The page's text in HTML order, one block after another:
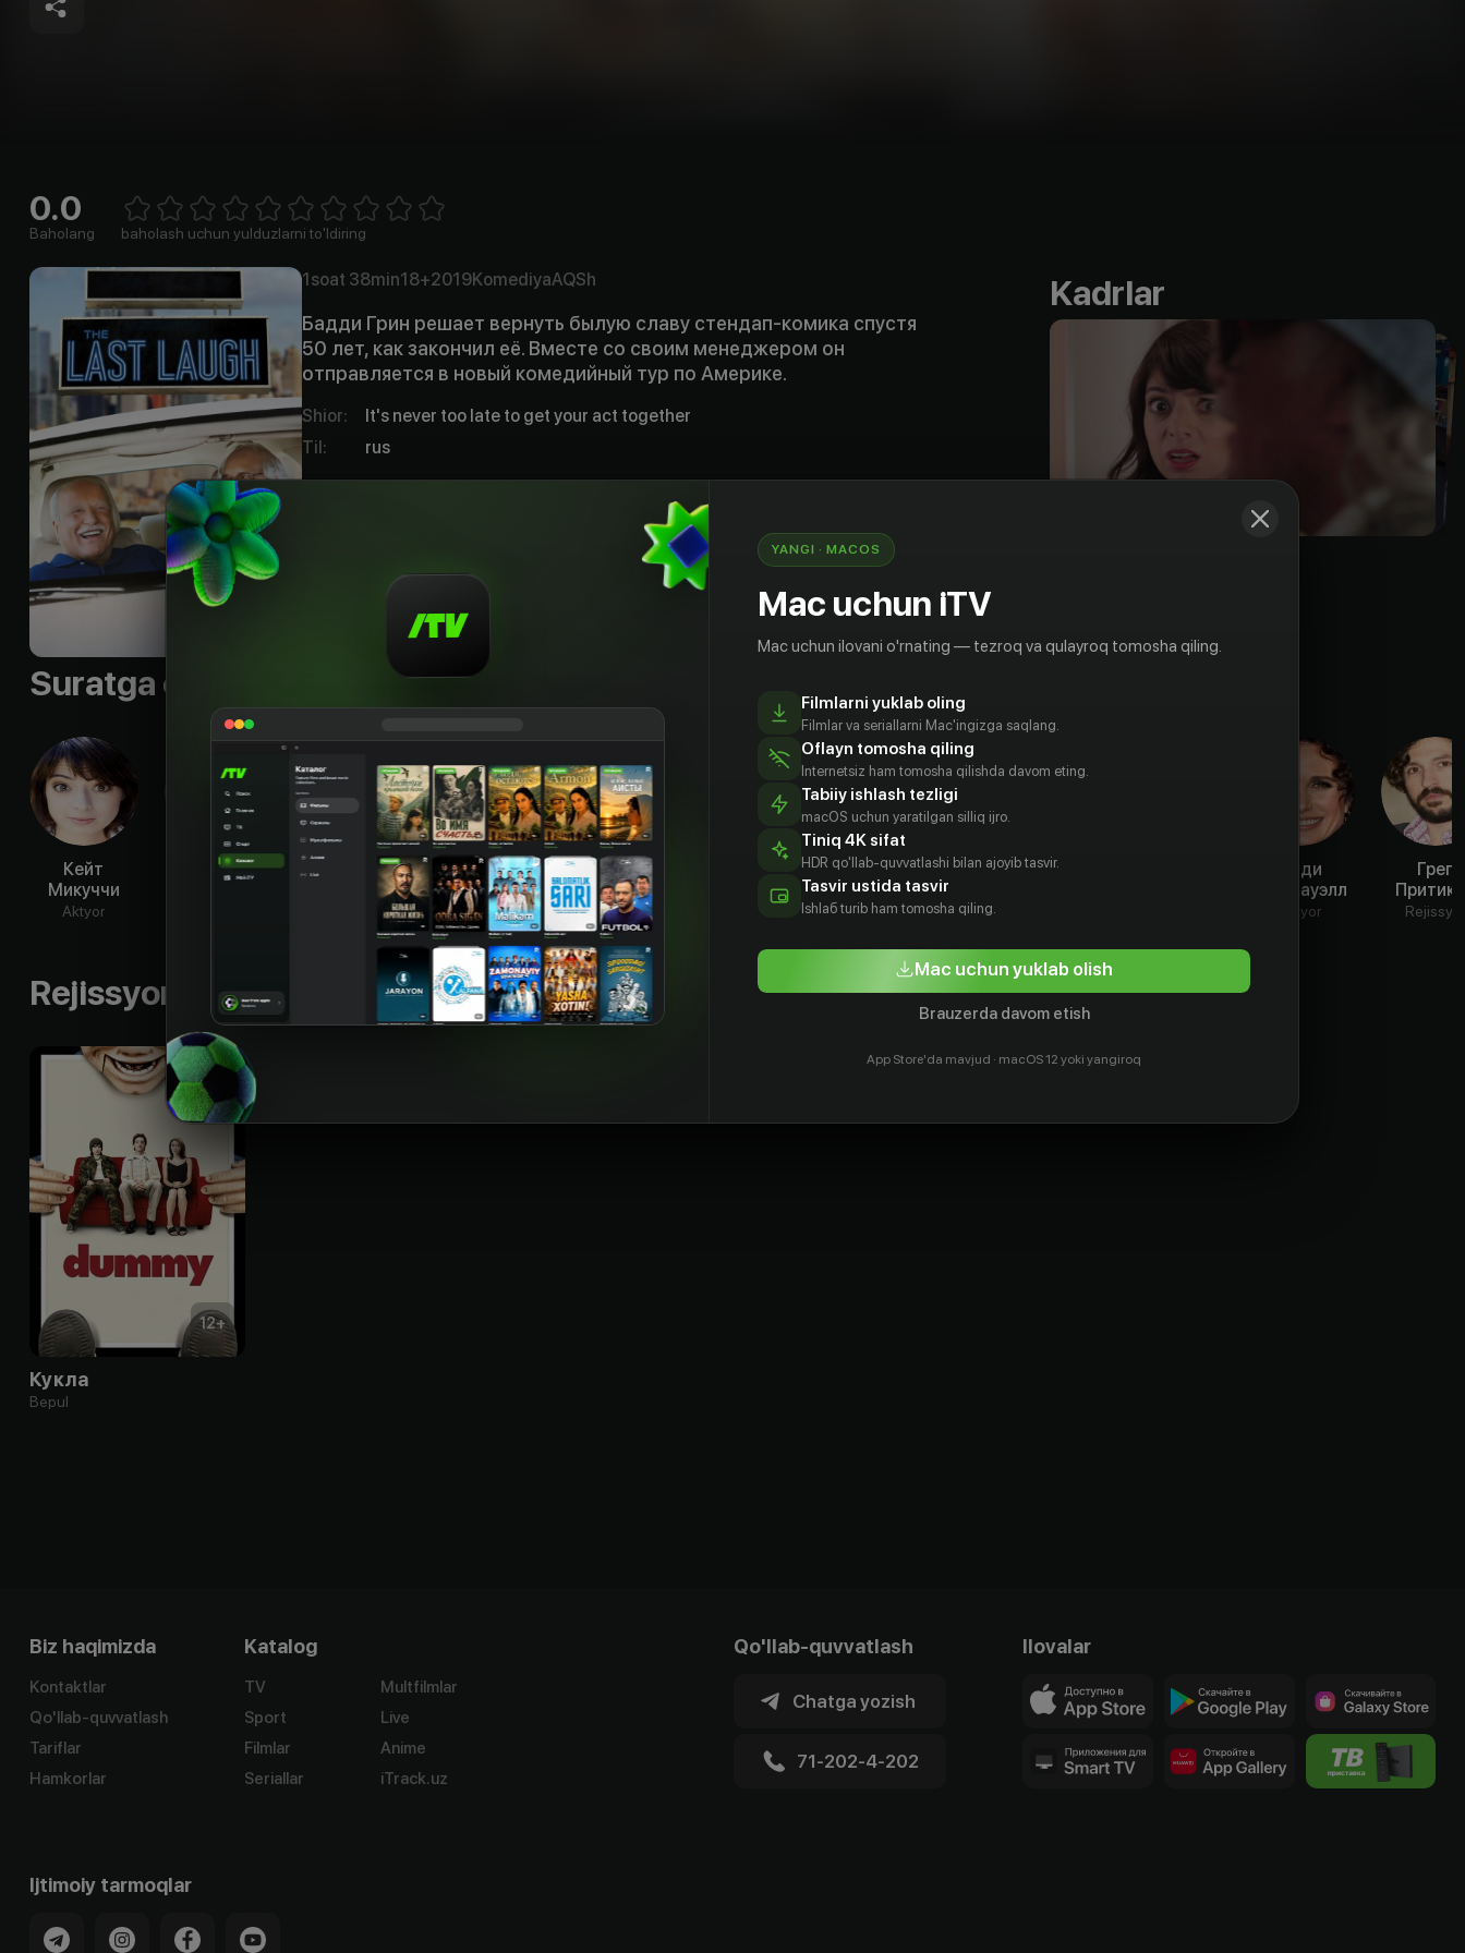
0.0
Baholang 1 Star2 Stars3 Stars4 Stars5 Stars6 Stars7 Stars8 Stars
baholash uchun yulduzlarni to'ldiring
1soat 38min18+2019KomediyaAQSh
Бадди Грин решает вернуть былую славу стендап-комика спустя
50 лет, как закончил её. Вместе со своим менеджером он
отправляется в новый комедийный тур по Америке.
Shior:
It's never too late to get your act together
Til: rus
Kadrlar
Suratga olish guruhi
Кейт
Микуччи
Aktyor
Льюис Блэк
Ричард
Кайнд
Крис
Парнелл
Aktyor
Чеви Чейз
Aktyor
Дрейфусс
Джордж
Уоллес
Aktyor
Ron Clark
Энди
МакДауэлл
Aktyor
Грег
Rejissyor
Rejissyorning boshqa ishlari
12+
Кукла
Bepul
Biz haqimizda
Kontaktlar
Qo'llab-quvvatlash
Tariflar
Hamkorlar
Katalog
TV
Sport
Filmlar
Seriallar
Multfilmlar
Live
Anime
iTrack.uz
Qo'llab-quvvatlash
Chatga yozish
71-202-4-202
Ilovalar
Ijtimoiy tarmoqlar
YANGI · MACOS
Mac uchun iTV
Mac uchun ilovani o'rnating — tezroq va qulayroq tomosha qiling.
Filmlarni yuklab oling
Filmlar va seriallarni Mac'ingizga saqlang.
Oflayn tomosha qiling
Internetsiz ham tomosha qilishda davom eting.
Tabiiy ishlash tezligi
macOS uchun yaratilgan silliq ijro.
Tiniq 4K sifat
HDR qo'llab-quvvatlashi bilan ajoyib tasvir.
Tasvir ustida tasvir
Ishlаб turib ham tomosha qiling.
Mac uchun yuklab olish
Brauzerda davom etish
App Store'da mavjud · macOS 12 yoki yangiroq